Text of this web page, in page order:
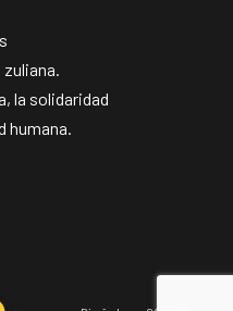
la solidaridad
humana.